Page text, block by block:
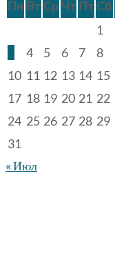
Пн Вт Ср Чт Пт Сб
1
4 5 6 7 8
10 11 12 13 14 15
17 18 19 20 21 22
24 25 26 27 28 29
31
« Июл